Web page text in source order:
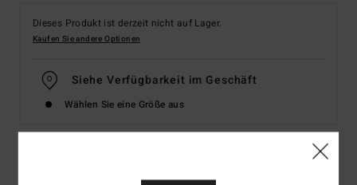
Dieses Produkt ist derzeit nicht auf Lager.
Kaufen Sie andere Optionen
Siehe Verfügbarkeit im Geschäft
Wählen Sie eine Größe aus
Details & Funktionen